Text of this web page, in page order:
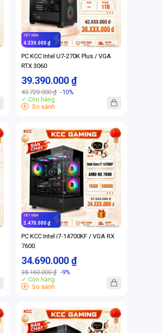
TIẾT KIỆM
4.330.000 ₫
PC KCC Intel U7-270K Plus / VGA
RTX 3060
39.390.000 ₫
43.720.000 ₫ -10%
✓ Còn hàng
+ So sánh
TIẾT KIỆM
3.470.000 ₫
PC KCC Intel i7-14700KF / VGA RX
7600
34.690.000 ₫
38.160.000 ₫ -9%
✓ Còn hàng
+ So sánh